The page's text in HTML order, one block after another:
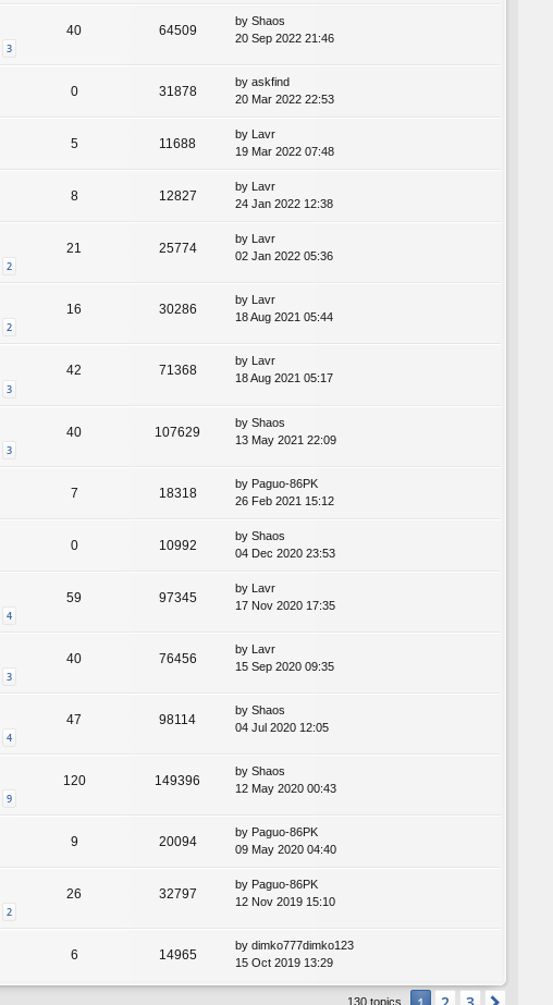
3
40 64509
by Shaos
20 Sep 2022 21:46
0 31878
by askfind
20 Mar 2022 22:53
5 11688
by
Lavr
19 Mar 2022 07:48
8 12827
by
Lavr
24 Jan 2022 12:38
2
21 25774
by
Lavr
02 Jan 2022 05:36
2
16 30286
by
Lavr
18 Aug 2021 05:44
3
42 71368
by Lavr
18 Aug 2021 05:17
3
40 107629
by Shaos
13 May 2021 22:09
7 18318
by Paguo-86PK
26 Feb 2021 15:12
0 10992
by Shaos
04 Dec 2020 23:53
4
59 97345
by Lavr
17 Nov 2020 17:35
3
40 76456
by Lavr
15 Sep 2020 09:35
4
47 98114
by Shaos
04 Jul 2020 12:05
9
120 149396
by Shaos
12 May 2020 00:43
9 20094
by Paguo-86PK
09 May 2020 04:40
2
26 32797
by Paguo-86PK
12 Nov 2019 15:10
6 14965
by dimko777dimko123
15 Oct 2019 13:29
130 topics